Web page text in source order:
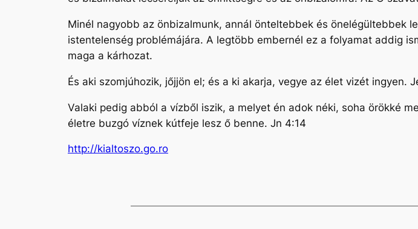
Minél nagyobb az önbizalmunk, annál önteltebbek és önelégültebbek
istentelenség problémájára. A legtöbb embernél ez a folyamat addig
maga a kárhozat.
És aki szomjúhozik, jőjjön el; és a ki akarja, vegye az élet vizét ingyen.
Valaki pedig abból a vízből iszik, a melyet én adok néki, soha örökké
életre buzgó víznek kútfeje lesz ő benne. Jn 4:14
http://kialtoszo.go.ro